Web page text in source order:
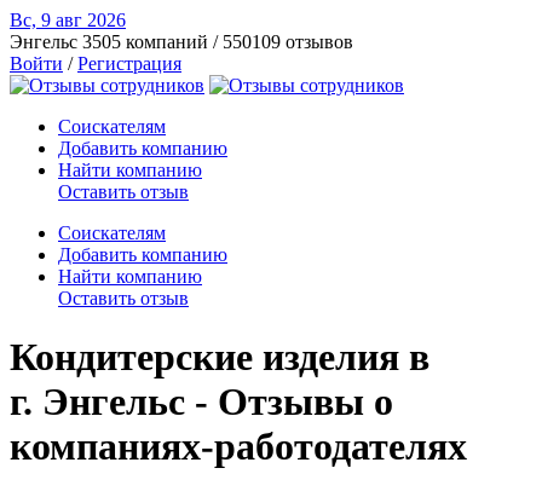
Вс, 9 авг 2026
Энгельс 3505 компаний / 550109 отзывов
Войти /Регистрация
Соискателям
Добавить компанию
Найти компанию
Оставить отзыв
Соискателям
Добавить компанию
Найти компанию
Оставить отзыв
Кондитерские изделия в
г. Энгельс - Отзывы о
компаниях-работодателях